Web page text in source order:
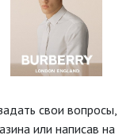
свои вопросы,
или написав на